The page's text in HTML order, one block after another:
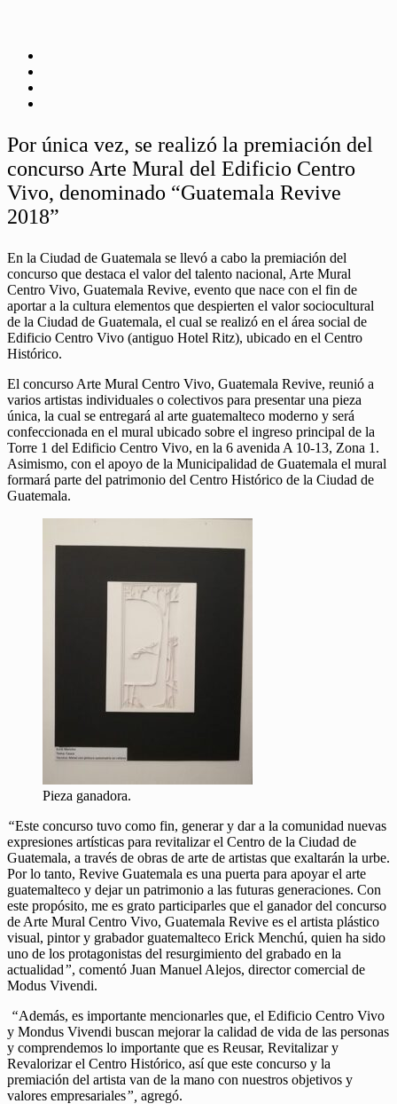
Por única vez, se realizó la premiación del
concurso Arte Mural del Edificio Centro
Vivo, denominado “Guatemala Revive
2018”
En la Ciudad de Guatemala se llevó a cabo la premiación del
concurso que destaca el valor del talento nacional, Arte Mural
Centro Vivo, Guatemala Revive, evento que nace con el fin de
aportar a la cultura elementos que despierten el valor sociocultural
de la Ciudad de Guatemala, el cual se realizó en el área social de
Edificio Centro Vivo (antiguo Hotel Ritz), ubicado en el Centro
Histórico.
El concurso Arte Mural Centro Vivo, Guatemala Revive, reunió a
varios artistas individuales o colectivos para presentar una pieza
única, la cual se entregará al arte guatemalteco moderno y será
confeccionada en el mural ubicado sobre el ingreso principal de la
Torre 1 del Edificio Centro Vivo, en la 6 avenida A 10-13, Zona 1.
Asimismo, con el apoyo de la Municipalidad de Guatemala el mural
formará parte del patrimonio del Centro Histórico de la Ciudad de
Guatemala.
Pieza ganadora.
“Este concurso tuvo como fin, generar y dar a la comunidad nuevas
expresiones artísticas para revitalizar el Centro de la Ciudad de
Guatemala, a través de obras de arte de artistas que exaltarán la urbe.
Por lo tanto, Revive Guatemala es una puerta para apoyar el arte
guatemalteco y dejar un patrimonio a las futuras generaciones. Con
este propósito, me es grato participarles que el ganador del concurso
de Arte Mural Centro Vivo, Guatemala Revive es el artista plástico
visual, pintor y grabador guatemalteco Erick Menchú, quien ha sido
uno de los protagonistas del resurgimiento del grabado en la
actualidad”, comentó Juan Manuel Alejos, director comercial de
Modus Vivendi.
“Además, es importante mencionarles que, el Edificio Centro Vivo
y Mondus Vivendi buscan mejorar la calidad de vida de las personas
y comprendemos lo importante que es Reusar, Revitalizar y
Revalorizar el Centro Histórico, así que este concurso y la
premiación del artista van de la mano con nuestros objetivos y
valores empresariales”, agregó.